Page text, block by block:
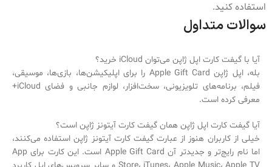
استفاده کنید.
سوالات متداول
آیا با گیفت کارت اپل ژاپن می‌توان iCloud خرید؟
بله، اپل ژاپن Apple Gift Card را برای اپلیکیشن‌ها، بازی‌ها، موسیقی،
فیلم، برنامه‌های تلویزیونی، سخت‌افزار، لوازم جانبی و فضای iCloud+
معرفی کرده است.
آیا گیفت کارت اپل ژاپن همان گیفت کارت آیتونز ژاپن است؟
خیلی از کاربران هنوز از عبارت گیفت کارت آیتونز ژاپن استفاده می‌کنند،
اما نام رایج‌تر و جدیدتر آن Apple Gift Card است. این کارت برای App